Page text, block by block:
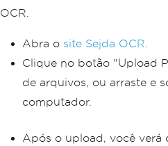
OCR.
Abra o site Sejda OCR
Clique no botão "Upload
de arquivos, ou arraste e
computador.
Após o upload, você verá